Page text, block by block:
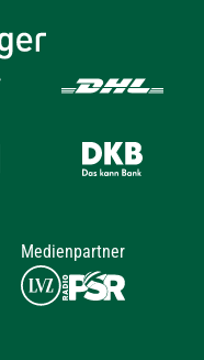
Medienpartner